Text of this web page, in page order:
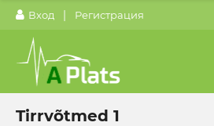
Вход | Регистрация
Tirrvõtmed 1